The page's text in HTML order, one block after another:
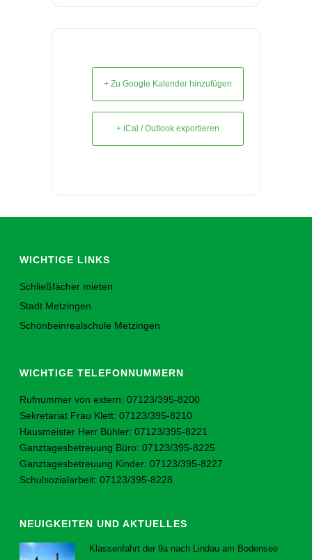
+ Zu Google Kalender hinzufügen
+ iCal / Outlook exportieren
WICHTIGE LINKS
Schließfächer mieten
Stadt Metzingen
Schönbeinrealschule Metzingen
WICHTIGE TELEFONNUMMERN
Rufnummer von extern: 07123/395-8200
Sekretariat Frau Klett: 07123/395-8210
Hausmeister Herr Bühler: 07123/395-8221
Ganztagesbetreuung Büro: 07123/395-8225
Ganztagesbetreuung Kinder: 07123/395-8227
Schulsozialarbeit: 07123/395-8228
NEUIGKEITEN UND AKTUELLES
Klassenfahrt der 9a nach Lindau am Bodensee